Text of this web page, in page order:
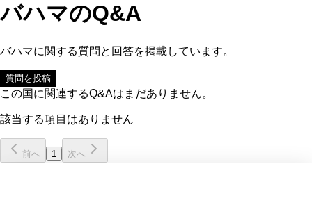
バハマのQ&A
バハマに関する質問と回答を掲載しています。
質問を投稿
この国に関連するQ&Aはまだありません。
該当する項目はありません
前へ 1 次へ